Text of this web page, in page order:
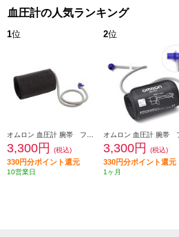
血圧計の人気ランキング
1位
3,300円 (税込)
330円分ポイント還元
10営業日
2位
3,300円 (税込)
330円分ポイント還元
1ヶ月